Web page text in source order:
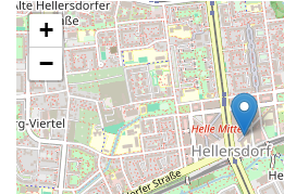
+
−